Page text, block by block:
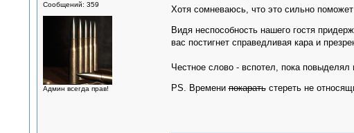
Сообщений: 359
Админ всегда прав!
Хотя сомневаюсь, что это сильно поможет
Видя неспособность нашего гостя
вас постигнет справедливая кара и
Честное слово - вспотел, пока
PS. Временипокаратьстереть не